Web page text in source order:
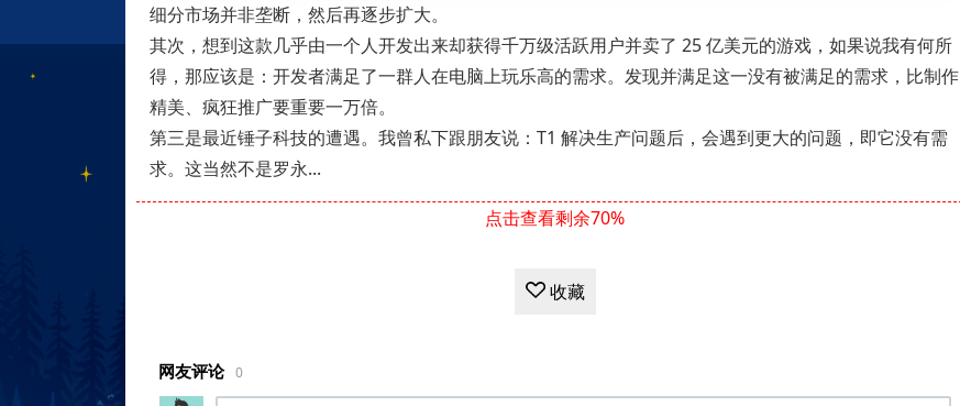
细分市场并非垄断，然后再逐步扩大。
其次，想到这款几乎由一个人开发出来却获得千万级活跃用户并卖了 25 亿美元的游戏，如果说我有何所
得，那应该是：开发者满足了一群人在电脑上玩乐高的需求。发现并满足这一没有被满足的需求，比制作
精美、疯狂推广要重要一万倍。
第三是最近锤子科技的遭遇。我曾私下跟朋友说：T1 解决生产问题后，会遇到更大的问题，即它没有需
求。这当然不是罗永...
点击查看剩余70%
收藏
网友评论 0